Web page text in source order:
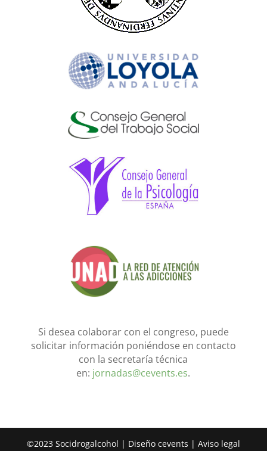
Si desea colaborar con el congreso, puede
solicitar información poniéndose en contacto
con la secretaría técnica
en: jornadas@cevents.es.
©2023 Socidrogalcohol | Diseño cevents | Aviso legal